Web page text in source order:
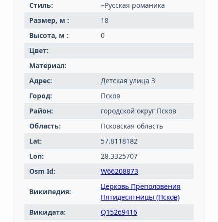
Стиль:
~Русская романика
Размер, м :
18
Высота, м :
0
Цвет:
Материал:
Адрес:
Детская улица 3
Город:
Псков
Район:
городской округ Псков
Область:
Псковская область
Lat:
57.8118182
Lon:
28.3325707
Osm Id:
W66208873
Википедия:
Церковь Преполовения
Пятидесятницы (Псков)
Викидата:
Q15269416